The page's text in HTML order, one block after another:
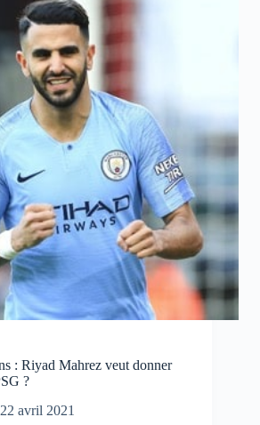
: Riyad Mahrez veut donner
?
22 avril 2021